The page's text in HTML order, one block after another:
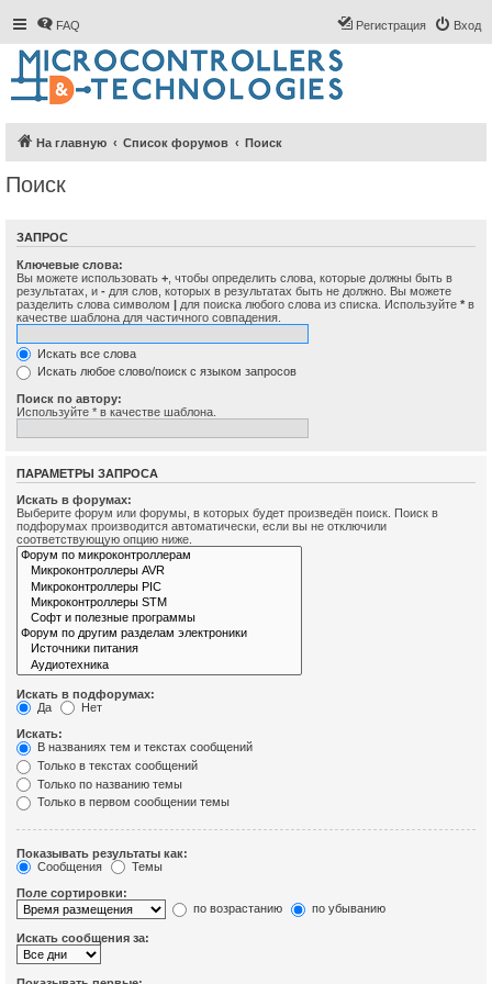
FAQ Вход
Регистрация
На главную Список форумов Поиск
Поиск
ЗАПРОС
Ключевые слова:
Вы можете использовать + , чтобы определить слова, которые должны быть в
результатах, и - для слов, которых в результатах быть не должно. Вы можете
разделить слова символом | для поиска любого слова из списка. Используйте * в
качестве шаблона для частичного совпадения.
Искать все слова
Искать любое слово/поиск с языком запросов
Поиск по автору:
Используйте * в качестве шаблона.
ПАРАМЕТРЫ ЗАПРОСА
Искать в форумах:
Выберите форум или форумы, в которых будет произведён поиск. Поиск в
подфорумах производится автоматически, если вы не отключили
соответствующую опцию ниже.
Искать в подфорумах:
Да
Нет
Искать:
В названиях тем и текстах сообщений
Только в текстах сообщений
Только по названию темы
Только в первом сообщении темы
Показывать результаты как:
Сообщения
Темы
Поле сортировки:
по возрастанию
по убыванию
Искать сообщения за: